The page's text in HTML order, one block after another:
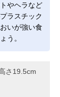
やヘラなど
ラスチック
いが強い食
う。
さ19.5cm